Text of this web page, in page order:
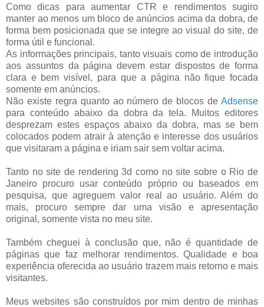
Como dicas para aumentar CTR e rendimentos sugiro
manter ao menos um bloco de anúncios acima da dobra, de
forma bem posicionada que se integre ao visual do site, de
forma útil e funcional.
As informações principais, tanto visuais como de introdução
aos assuntos da página devem estar dispostos de forma
clara e bem visível, para que a página não fique focada
somente em anúncios.
Não existe regra quanto ao número de blocos de Adsense
para conteúdo abaixo da dobra da tela. Muitos editores
desprezam estes espaços abaixo da dobra, mas se bem
colocados podem atrair à atenção e interesse dos usuários
que visitaram a página e iriam sair sem voltar acima.
Tanto no site de rendering 3d como no site sobre o Rio de
Janeiro procuro usar conteúdo próprio ou baseados em
pesquisa, que agreguem valor real ao usuário. Além do
mais, procuro sempre dar uma visão e apresentação
original, somente vista no meu site.
Também cheguei à conclusão que, não é quantidade de
páginas que faz melhorar rendimentos. Qualidade e boa
experiência oferecida ao usuário trazem mais retorno e mais
visitantes.
Meus websites são construídos por mim dentro de minhas